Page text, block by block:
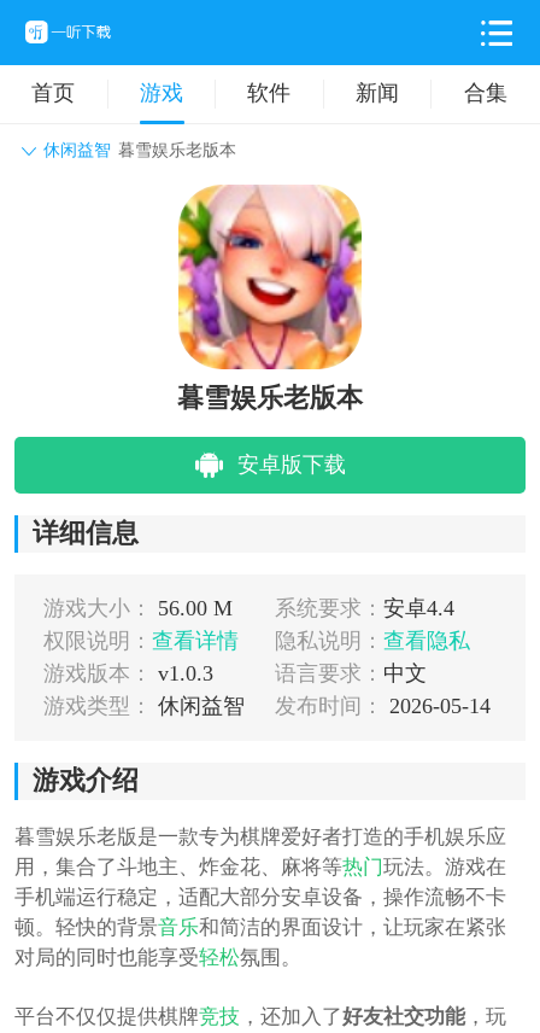
首页 游戏 软件 新闻 合集
休闲益智 暮雪娱乐老版本
动作格斗 休闲益智
卡牌对战 音乐舞蹈
挂机养成
暮雪娱乐老版本
安卓版下载
详细信息
游戏大小： 56.00 M 系统要求： 安卓4.4
权限说明： 查看详情 隐私说明： 查看隐私
游戏版本：
v1.0.3 语言要求： 中文
游戏类型：
休闲益智 发布时间： 2026-05-14
游戏介绍
暮雪娱乐老版是一款专为棋牌爱好者打造的手机娱乐应
用，集合了斗地主、炸金花、麻将等热门玩法。游戏在
手机端运行稳定，适配大部分安卓设备，操作流畅不卡
顿。轻快的背景音乐和简洁的界面设计，让玩家在紧张
对局的同时也能享受轻松氛围。
平台不仅仅提供棋牌竞技 ，还加入了好友社交功能，玩